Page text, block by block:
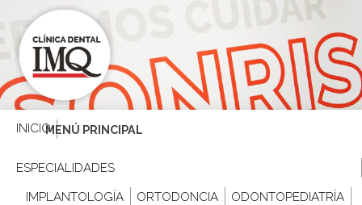
MENÚ PRINCIPAL
INICIO
ESPECIALIDADES
IMPLANTOLOGÍA ORTODONCIA ODONTOPEDIATRÍA